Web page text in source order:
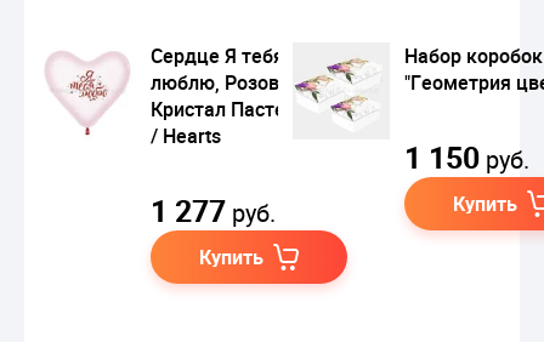
Сердце Я тебя
люблю, Розовый
Кристал Пастельный
/ Hearts
1 277 руб.
Купить
Набор
"Геометрия
1 150 руб.
Купить